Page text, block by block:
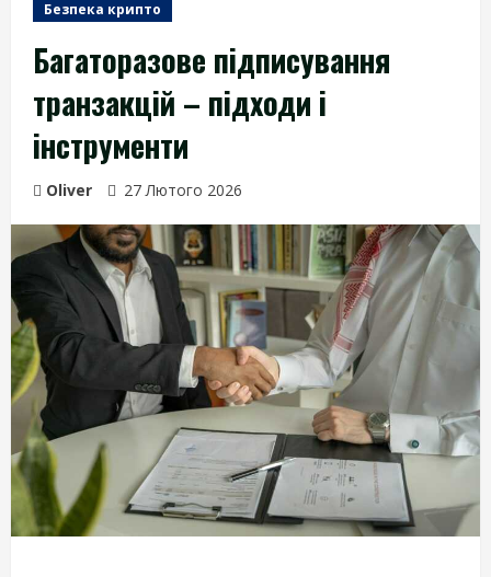
Безпека крипто
Багаторазове підписування
транзакцій – підходи і
інструменти
Oliver 27 Лютого 2026